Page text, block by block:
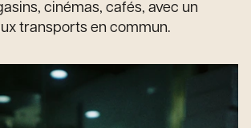
cinémas, cafés, avec un
transports en commun.